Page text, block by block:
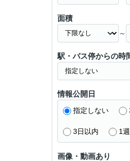
面積
～
駅・バス停からの時
情報公開日
指定しない
3日以内 1
画像・動画あり